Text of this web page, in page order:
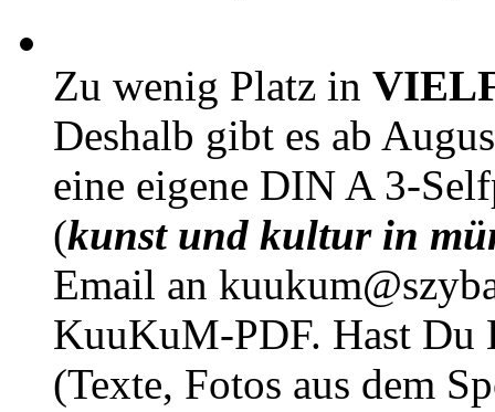
Zu wenig Platz in
Deshalb gibt es ab
eine eigene DIN A 3-
(kunst und kultur in
Email an
KuuKuM-PDF. Hast Du
(Texte, Fotos aus dem